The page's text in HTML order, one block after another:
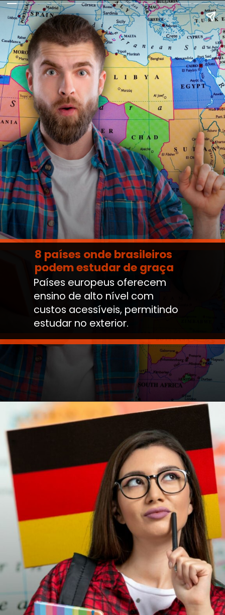
8 países onde brasileiros
podem estudar de graça
Países europeus oferecem
ensino de alto nível com
custos acessíveis, permitindo
estudar no exterior.